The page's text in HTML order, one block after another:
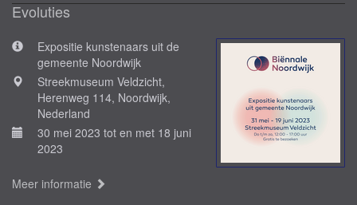
Evoluties
Expositie kunstenaars uit de
gemeente Noordwijk
Streekmuseum Veldzicht,
Herenweg 114, Noordwijk,
Nederland
30 mei 2023 tot en met 18 juni
2023
Meer informatie